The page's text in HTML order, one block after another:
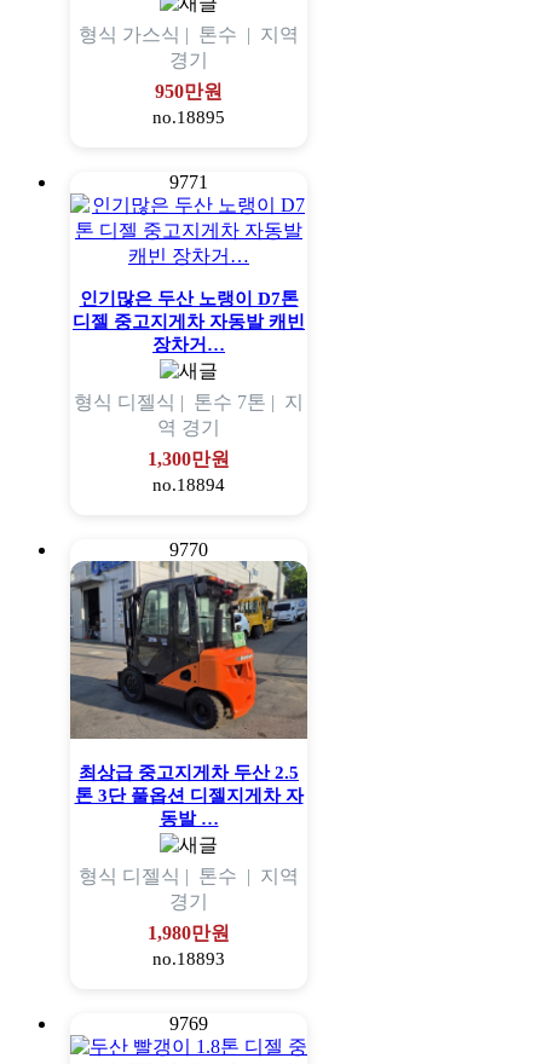
형식 가스식 | 톤수 | 지역
경기
950만원
no.18895
9771
인기많은 두산 노랭이 D7톤
디젤 중고지게차 자동발 캐빈
장차거…
형식 디젤식 | 톤수 7톤 | 지
역 경기
1,300만원
no.18894
9770
최상급 중고지게차 두산 2.5
톤 3단 풀옵션 디젤지게차 자
동발 …
형식 디젤식 | 톤수 | 지역
경기
1,980만원
no.18893
9769